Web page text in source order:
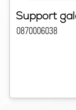
Support
0870006038